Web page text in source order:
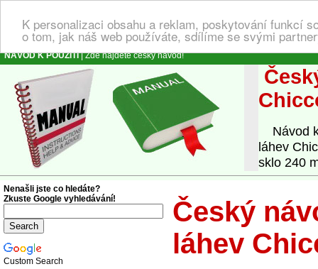
K personalizaci obsahu a reklam, poskytování funkcí
o tom, jak náš web používáte, sdílíme se svými
NÁVOD K POUŽITÍ| Zde najdete český návod!
Návod k
láhev
sklo 240
Český
láhev
Nenašli jste co hledáte?
Zkuste Google vyhledávání!
Custom Search